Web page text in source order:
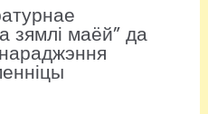
зямлі маёй” да